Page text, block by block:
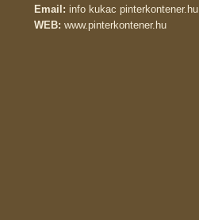
Email: info kukac pinterkontener.hu
WEB: www.pinterkontener.hu